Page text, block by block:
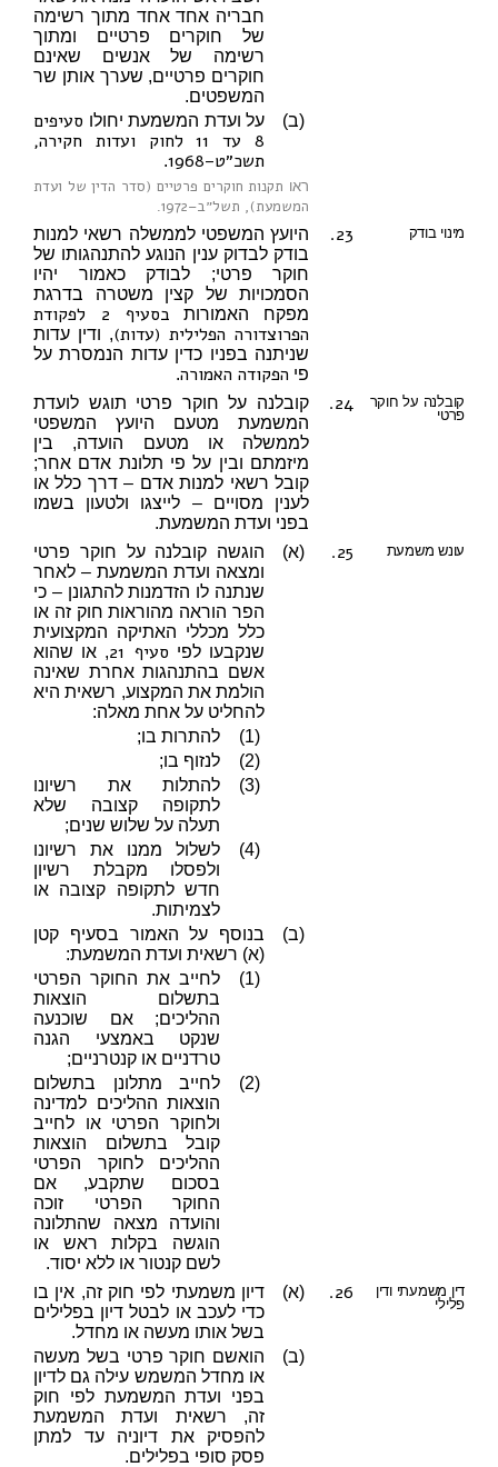
חבריה אחד אחד מתוך רשימה
של חוקרים פרטיים ומתוך
רשימה של אנשים שאינם
חוקרים פרטיים, שערך אותן שר
המשפטים.
(ב)
על ועדת המשמעת יחולו סעיפים
8 עד 11 לחוק ועדות חקירה,
תשכ״ט–1968
.
ראו תקנות חוקרים פרטיים (סדר הדין של ועדת
המשמעת), תשל״ב–1972
.
23. מינוי בודק
היועץ המשפטי לממשלה רשאי למנות
בודק לבדוק ענין הנוגע להתנהגותו של
חוקר פרטי; לבודק כאמור יהיו
הסמכויות של קצין משטרה בדרגת
מפקח האמורות
בסעיף 2 לפקודת
הפרוצדורה הפלילית (עדות), ודין עדות
שניתנה בפניו כדין עדות הנמסרת על
פי הפקודה האמורה.
24.
קובלנה על חוקר
פרטי
קובלנה על חוקר פרטי תוגש לועדת
המשמעת מטעם היועץ המשפטי
לממשלה או מטעם הועדה, בין
מיזמתם ובין על פי תלונת אדם אחר;
קובל רשאי למנות אדם – דרך כלל או
לענין מסויים – לייצגו ולטעון בשמו
בפני ועדת המשמעת.
25. עונש משמעת (א)
הוגשה קובלנה על חוקר פרטי
ומצאה ועדת המשמעת – לאחר
שנתנה לו הזדמנות להתגונן – כי
הפר הוראה מהוראות חוק זה או
כלל מכללי האתיקה המקצועית
שנקבעו לפי סעיף 21
, או שהוא
אשם בהתנהגות אחרת שאינה
הולמת את המקצוע, רשאית היא
להחליט על אחת מאלה:
(1)
להתרות בו;
(2)
לנזוף בו;
(3)
להתלות את רשיונו
לתקופה קצובה שלא
תעלה על שלוש שנים;
(4)
לשלול ממנו את רשיונו
ולפסלו מקבלת רשיון
חדש לתקופה קצובה או
לצמיתות.
(ב)
בנוסף על האמור בסעיף קטן
(א) רשאית ועדת המשמעת:
(1)
לחייב את החוקר הפרטי
בתשלום הוצאות
ההליכים; אם שוכנעה
שנקט באמצעי הגנה
טרדניים או קנטרניים;
(2)
לחייב מתלונן בתשלום
הוצאות ההליכים למדינה
ולחוקר הפרטי או לחייב
קובל בתשלום הוצאות
ההליכים לחוקר הפרטי
בסכום שתקבע, אם
החוקר הפרטי זוכה
והועדה מצאה שהתלונה
הוגשה בקלות ראש או
לשם קנטור או ללא יסוד.
26.
דין משמעתי ודין
פלילי
(א)
דיון משמעתי לפי חוק זה, אין בו
כדי לעכב או לבטל דיון בפלילים
בשל אותו מעשה או מחדל.
(ב)
הואשם חוקר פרטי בשל מעשה
או מחדל המשמש עילה גם לדיון
בפני ועדת המשמעת לפי חוק
זה, רשאית ועדת המשמעת
להפסיק את דיוניה עד למתן
פסק סופי בפלילים.